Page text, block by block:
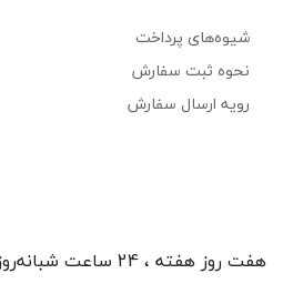
شیوه‌های پرداخت
نحوه ثبت سفارش
رویه ارسال سفارش
هفت روز هفته ، 24 ساعت شبانه‌روز پاسخگوی شما هستیم.